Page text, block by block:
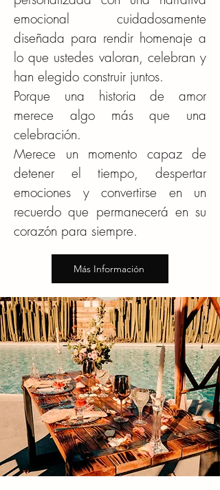
emocional cuidadosamente
diseñada para rendir homenaje a
lo que ustedes valoran, celebran y
han elegido construir juntos.
Porque una historia de amor
merece algo más que una
celebración.
Merece un momento capaz de
detener el tiempo, despertar
emociones y convertirse en un
recuerdo que permanecerá en su
corazón para siempre.
Más Información